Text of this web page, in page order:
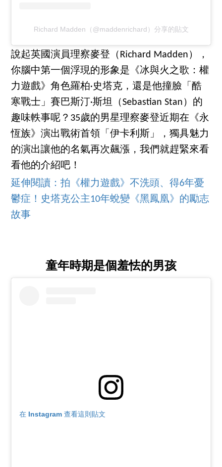
Richard Madden（@maddenrichard）分享的貼文
說起英國演員理察麥登（Richard Madden），
你腦中第一個浮現的形象是《冰與火之歌：權
力遊戲》角色羅柏·史塔克，還是他撞臉「酷
寒戰士」賽巴斯汀·斯坦（Sebastian Stan）的
趣味軼事呢？35歲的男星理察麥登近期在《永
恆族》演出戰術首領「伊卡利斯」，獨具魅力
的演出讓他的名氣再次飆漲，我們就趕緊來看
看他的介紹吧！
延伸閱讀：拍《權力遊戲》不洗頭、得6年憂
鬱症！史塔克公主10年蛻變《黑鳳凰》的勵志
故事
童年時期是個羞怯的男孩
在 Instagram 查看這則貼文